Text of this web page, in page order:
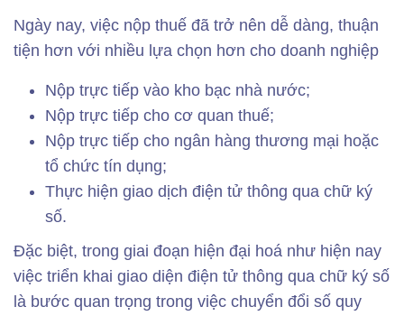
Ngày nay, việc nộp thuế đã trở nên dễ dàng, thuận
tiện hơn với nhiều lựa chọn hơn cho doanh nghiệp
Nộp trực tiếp vào kho bạc nhà nước;
Nộp trực tiếp cho cơ quan thuế;
Nộp trực tiếp cho ngân hàng thương mại hoặc
tổ chức tín dụng;
Thực hiện giao dịch điện tử thông qua chữ ký
số.
Đặc biệt, trong giai đoạn hiện đại hoá như hiện nay
việc triển khai giao diện điện tử thông qua chữ ký số
là bước quan trọng trong việc chuyển đổi số quy